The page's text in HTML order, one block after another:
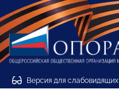
Версия для слабовидящих